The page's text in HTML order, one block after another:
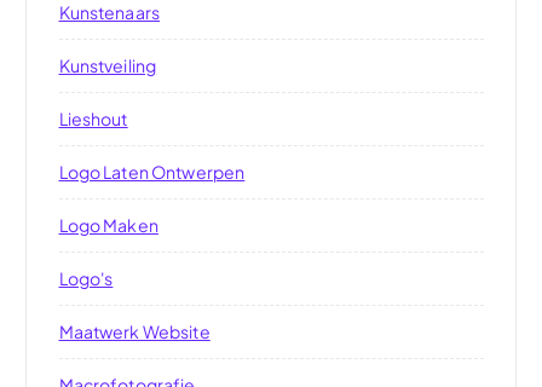
Kunstenaars
Kunstveiling
Lieshout
Logo Laten Ontwerpen
Logo Maken
Logo's
Maatwerk Website